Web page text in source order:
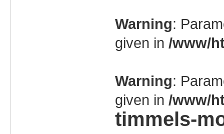
Warning:
given in /www/
Warning:
given in /www/
timmels-